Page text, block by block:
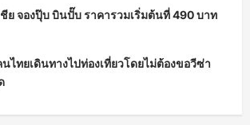
ย จองปุ๊บ บินปั๊บ ราคารวมเริ่มต้นที่ 490 บาท
ไทยเดินทางไปท่องเที่ยวโดยไม่ต้องขอวีซ่า